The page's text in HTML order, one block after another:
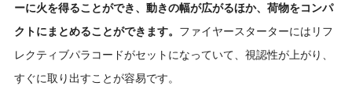
ーに火を得ることができ、動きの幅が広がるほか、荷物をコンパ
クトにまとめることができます。 ファイヤースターターにはリフ
レクティブパラコードがセットになっていて、視認性が上がり、
すぐに取り出すことが容易です。